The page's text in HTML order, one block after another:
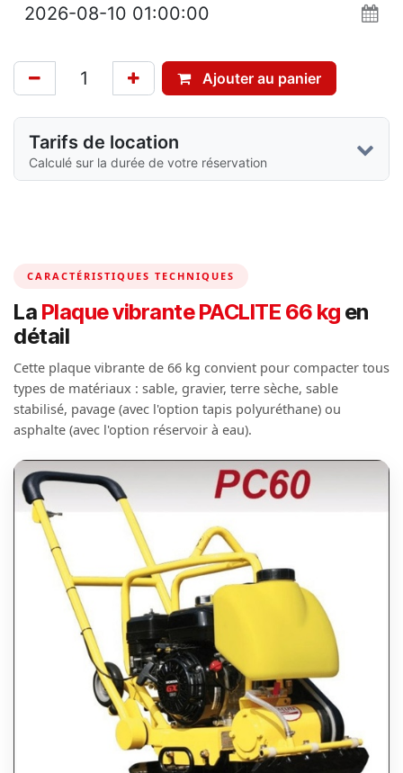
Ajouter au panier
Tarifs de location
Calculé sur la durée de votre réservation
CARACTÉRISTIQUES TECHNIQUES
La Plaque vibrante PACLITE 66 kg en
détail
Cette plaque vibrante de 66 kg convient pour compacter tous
types de matériaux : sable, gravier, terre sèche, sable
stabilisé, pavage (avec l'option tapis polyuréthane) ou
asphalte (avec l'option réservoir à eau).